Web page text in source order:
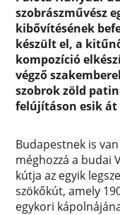
szobrászművész
kibővítésének
készült el, a
kompozíció
végző
szobrok zöld
felújításon esik át
Budapestnek is
méghozzá a budai
kútja az egyik
szökőkút, amely
egykori